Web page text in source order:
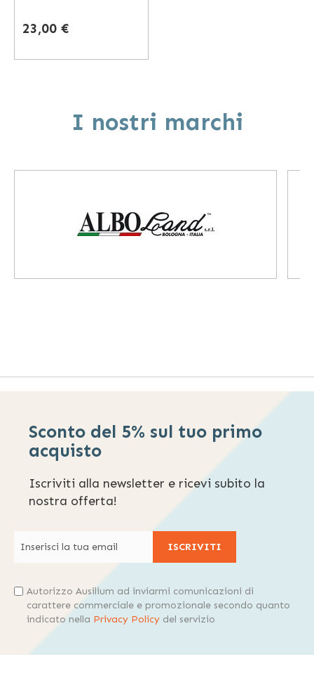
23,00 €
I nostri marchi
Sconto del 5% sul tuo primo
acquisto
Iscriviti alla newsletter e ricevi subito la
nostra offerta!
ISCRIVITI
Autorizzo Ausilium ad inviarmi comunicazioni di
carattere commerciale e promozionale secondo quanto
indicato nella Privacy Policy del servizio